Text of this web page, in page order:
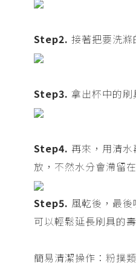
Step2. 接著把要洗
Step3. 拿出杯中的
Step4. 再來，用清
放，不然水分會滯留
Step5. 風乾後，最
可以輕鬆延長刷具的
簡易清潔操作：粉撲